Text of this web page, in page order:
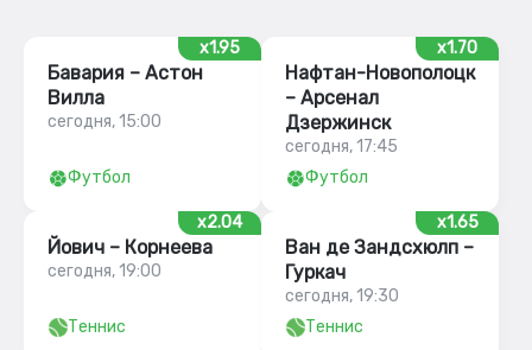
x1.95
Бавария – Астон
Вилла
сегодня, 15:00
Футбол
x1.70
Нафтан-Новополоцк
– Арсенал
Дзержинск
сегодня, 17:45
Футбол
x2.04
Йович – Корнеева
сегодня, 19:00
Теннис
x1.65
Ван де Зандсхюлп –
Гуркач
сегодня, 19:30
Теннис